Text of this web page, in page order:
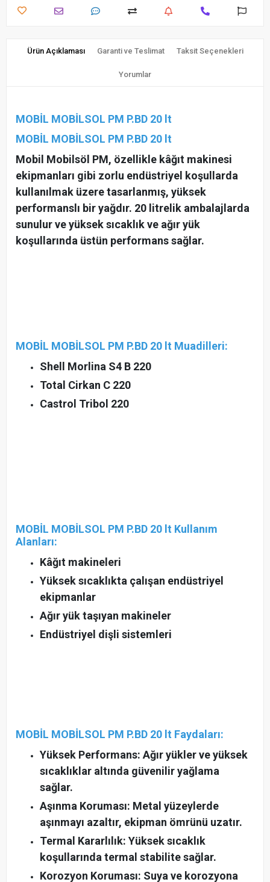
Ürün Açıklaması Garanti ve Teslimat Taksit Seçenekleri
Yorumlar
MOBİL MOBİLSOL PM P.BD 20 lt
MOBİL MOBİLSOL PM P.BD 20 lt
Mobil Mobilsöl PM, özellikle kâğıt makinesi
ekipmanları gibi zorlu endüstriyel koşullarda
kullanılmak üzere tasarlanmış, yüksek
performanslı bir yağdır. 20 litrelik ambalajlarda
sunulur ve yüksek sıcaklık ve ağır yük
koşullarında üstün performans sağlar.
MOBİL MOBİLSOL PM P.BD 20 lt Muadilleri:
Shell Morlina S4 B 220
Total Cirkan C 220
Castrol Tribol 220
MOBİL MOBİLSOL PM P.BD 20 lt Kullanım
Alanları:
Kâğıt makineleri
Yüksek sıcaklıkta çalışan endüstriyel
ekipmanlar
Ağır yük taşıyan makineler
Endüstriyel dişli sistemleri
MOBİL MOBİLSOL PM P.BD 20 lt Faydaları:
Yüksek Performans: Ağır yükler ve yüksek
sıcaklıklar altında güvenilir yağlama
sağlar.
Aşınma Koruması: Metal yüzeylerde
aşınmayı azaltır, ekipman ömrünü uzatır.
Termal Kararlılık: Yüksek sıcaklık
koşullarında termal stabilite sağlar.
Korozyon Koruması: Suya ve korozyona